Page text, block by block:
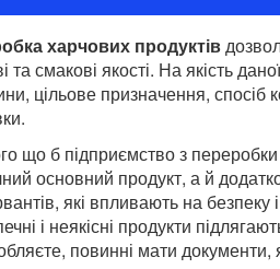
харчових продуктів
та смакові якості. На якість
цільове призначення, спосіб
що б підприємство з
основний продукт, а й
які впливають на
і неякісні продукти
повинні мати документи,